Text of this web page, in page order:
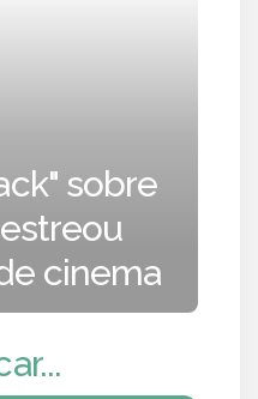
sobre
cinema